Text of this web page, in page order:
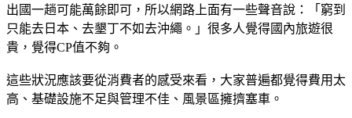
出國一趟可能萬餘即可，所以網路上面有一些聲音說：「窮到
只能去日本、去墾丁不如去沖繩。」很多人覺得國內旅遊很
貴，覺得CP值不夠。
這些狀況應該要從消費者的感受來看，大家普遍都覺得費用太
高、基礎設施不足與管理不佳、風景區擁擠塞車。